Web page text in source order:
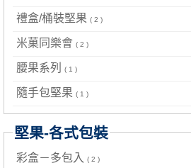
禮盒/桶裝堅果 ( 2 )
米菓同樂會 ( 2 )
腰果系列 ( 1 )
隨手包堅果 ( 1 )
堅果-各式包裝
彩盒－多包入 ( 2 )